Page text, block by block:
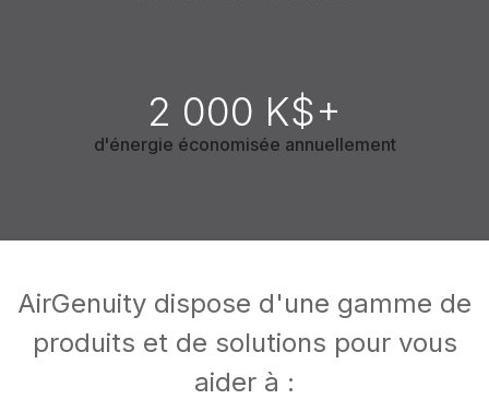
2 000 K$+
d'énergie économisée annuellement
AirGenuity dispose d'une gamme de
produits et de solutions pour vous
aider à :